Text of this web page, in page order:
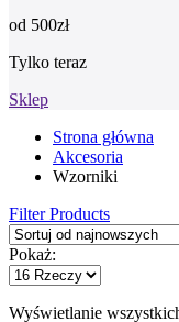
od 500zł
Tylko teraz
Sklep
Strona główna
Akcesoria
Wzorniki
Filter Products
Pokaż:
Wyświetlanie